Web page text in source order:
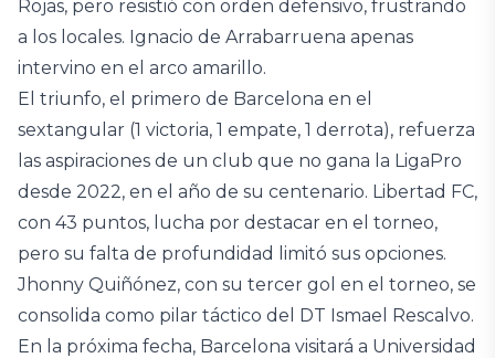
Rojas, pero resistió con orden defensivo, frustrando
a los locales. Ignacio de Arrabarruena apenas
intervino en el arco amarillo.
El triunfo, el primero de Barcelona en el
sextangular (1 victoria, 1 empate, 1 derrota), refuerza
las aspiraciones de un club que no gana la LigaPro
desde 2022, en el año de su centenario. Libertad FC,
con 43 puntos, lucha por destacar en el torneo,
pero su falta de profundidad limitó sus opciones.
Jhonny Quiñónez, con su tercer gol en el torneo, se
consolida como pilar táctico del DT Ismael Rescalvo.
En la próxima fecha, Barcelona visitará a Universidad